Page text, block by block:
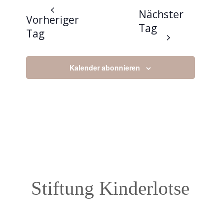
Vorheriger
Tag
Nächster
Tag
Kalender abonnieren
Stiftung Kinderlotse